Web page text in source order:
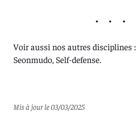
Voir aussi nos autres disciplines :
Seonmudo, Self-defense.
Mis à jour le 03/03/2025